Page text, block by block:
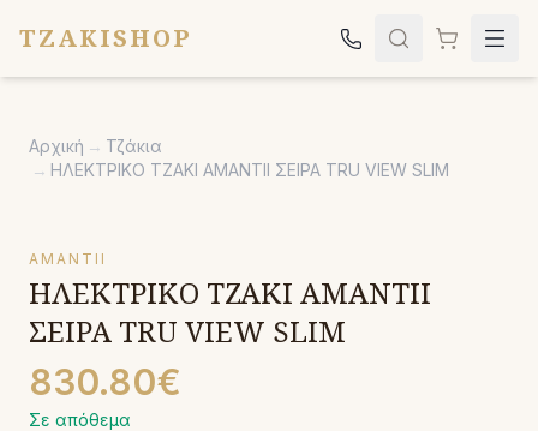
TZAKISHOP
Σόμπες
Εκκλησιαστικά
Σχετικά
Επικοινωνία
Αρχική → Τζάκια
→ ΗΛΕΚΤΡΙΚΟ ΤΖΑΚΙ AMANTΙI ΣΕΙΡΑ TRU VIEW SLIM
AMANTII
ΗΛΕΚΤΡΙΚΟ ΤΖΑΚΙ AMANTΙI
ΣΕΙΡΑ TRU VIEW SLIM
830.80€
Σε απόθεμα